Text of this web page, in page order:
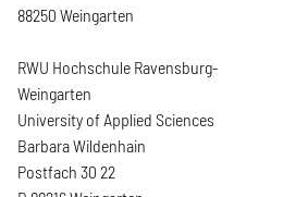
88250 Weingarten
RWU Hochschule Ravensburg-
Weingarten
University of Applied Sciences
Barbara Wildenhain
Postfach 30 22